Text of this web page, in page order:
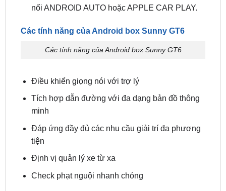
Các tính năng của Android box Sunny GT6
Điều khiển giọng nói với trợ lý
minh
Đáp ứng đầy đủ các nhu cầu giải trí đa phương
tiện
Định vị quản lý xe từ xa
Bảng giá Android box Sunny